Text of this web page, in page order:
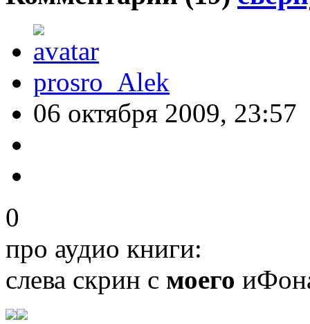
prosro_Alek
06 октября 2009, 23:57
0
про аудио книги:
слева скрин с моего